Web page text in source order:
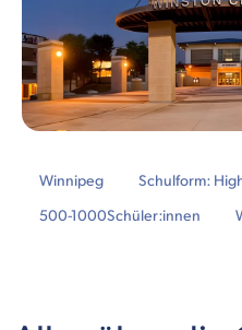
Winnipeg
Schulform:
500-1000Schüler:innen